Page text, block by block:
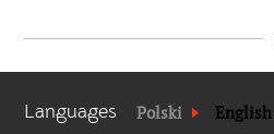
Languages Polski English